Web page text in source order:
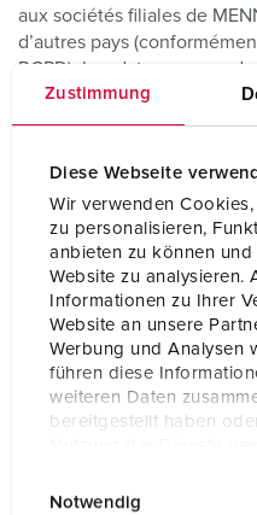
Zustimmung
Diese Webseite
Wir verwenden
zu personalisieren,
anbieten zu können
Website zu analysieren.
Informationen zu Ihrer
Website an unsere
Werbung und Analysen
führen diese
weiteren Daten
bereitgestellt haben
Notwendig
aux sociétés filiales de
d’autres pays
RGPD). Los datos
MENNEKES se eliminarán
sea necesario o su
Siempre que sea oportuno,
individuales a empresas
las respondan
2. Nous attirons votre
électroniques envoyés
éventuellement être lus ou
autorisées sans que
MENNEKES emploie des
contre la publicité
contiennent des virus ou